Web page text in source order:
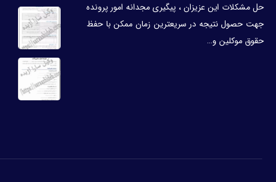
حل مشکلات این عزیزان ، پیگیری مجدانه امور پرونده
جهت حصول نتیجه در سریعترین زمان ممکن با حفظ
حقوق موکلین و…